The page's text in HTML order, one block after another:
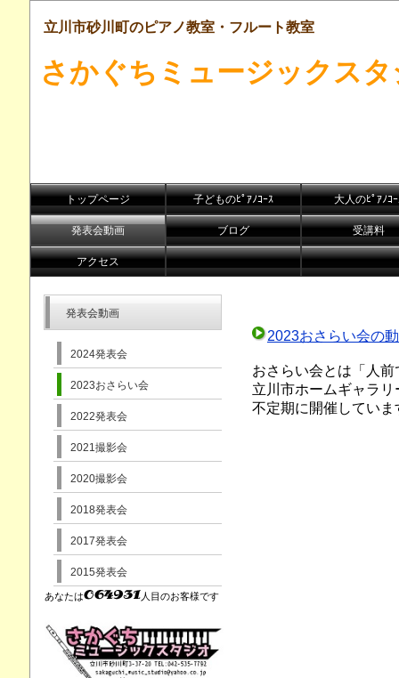
立川市砂川町のピアノ教室・フルート教室
さかぐちミュージックス
トップページ 子どものﾋﾟｱﾉｺｰｽ 大人のﾋﾟｱﾉｺ
発表会動画 ブログ 受講料
アクセス
2023おさらい会の
おさらい会とは「人
立川市ホームギャラ
不定期に開催していま
発表会動画
2024発表会
2023おさらい会
2022発表会
2021撮影会
2020撮影会
2018発表会
2017発表会
2015発表会
あなたは 人目のお客様です